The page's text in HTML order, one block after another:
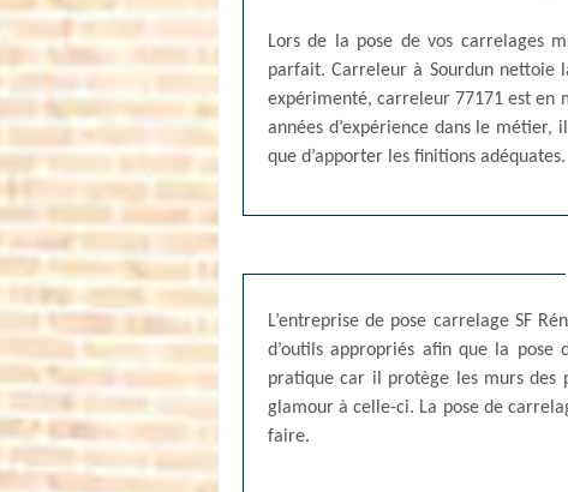
Lors de la pose de vos carrelages
parfait. Carreleur à Sourdun nettoie
expérimenté, carreleur 77171 est en
années d’expérience dans le
que d’apporter les finitions adéquates.
L’entreprise de pose carrelage SF
d’outils appropriés afin que la
pratique car il protège les murs des
glamour à celle-ci. La pose de
faire.